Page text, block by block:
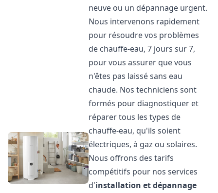
neuve ou un dépannage urgent.
Nous intervenons rapidement
pour résoudre vos problèmes
de chauffe-eau, 7 jours sur 7,
pour vous assurer que vous
n'êtes pas laissé sans eau
chaude. Nos techniciens sont
formés pour diagnostiquer et
réparer tous les types de
chauffe-eau, qu'ils soient
électriques, à gaz ou solaires.
Nous offrons des tarifs
compétitifs pour nos services
d'installation et dépannage